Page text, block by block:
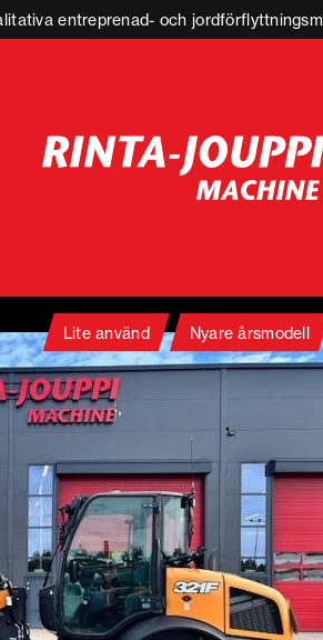
entreprenad- och jordförflyttningsm
Lite använd Nyare årsmodell